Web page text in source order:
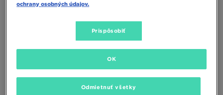
JORDAN SÚPRAVA
MIKINA&NOHAVICE RPSTOP ARC B
ochrany osobných údajov.
Prispôsobiť
Odmietnuť všetky
OK